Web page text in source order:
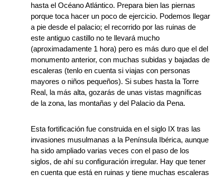
hasta el Océano Atlántico. Prepara bien las piernas
porque toca hacer un poco de ejercicio. Podemos llegar
a pie desde el palacio; el recorrido por las ruinas de
este antiguo castillo no te llevará mucho
(aproximadamente 1 hora) pero es más duro que el del
monumento anterior, con muchas subidas y bajadas de
escaleras (tenlo en cuenta si viajas con personas
mayores o niños pequeños). Si subes hasta la Torre
Real, la más alta, gozarás de unas vistas magníficas
de la zona, las montañas y del Palacio da Pena.
Esta fortificación fue construida en el siglo IX tras las
invasiones musulmanas a la Península Ibérica, aunque
ha sido ampliado varias veces con el paso de los
siglos, de ahí su configuración irregular. Hay que tener
en cuenta que está en ruinas y tiene muchas escaleras